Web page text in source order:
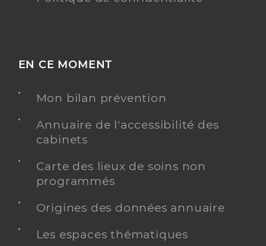
EN CE MOMENT
Mon bilan prévention
Annuaire de l'accessibilité des
cabinets
Carte des lieux de soins non
programmés
Origines des données annuaire
Les espaces thématiques